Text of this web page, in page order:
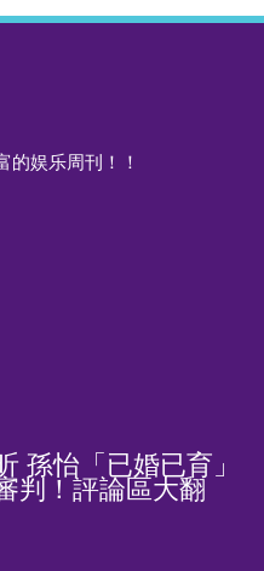
的娱乐周刊！！
孫怡「已婚已育」
判！評論區大翻